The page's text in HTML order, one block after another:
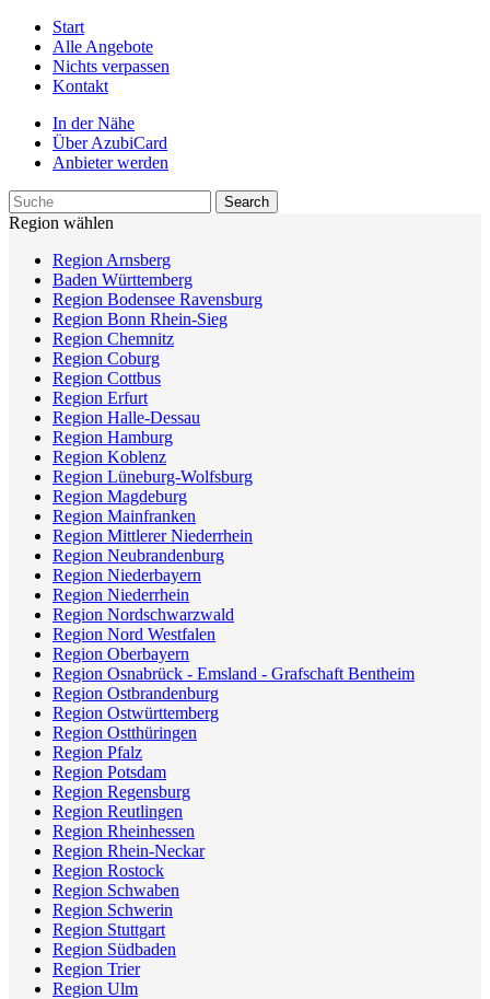
Start
Alle Angebote
Nichts verpassen
Kontakt
In der Nähe
Über AzubiCard
Anbieter werden
Region wählen
Region Arnsberg
Baden Württemberg
Region Bodensee Ravensburg
Region Bonn Rhein-Sieg
Region Chemnitz
Region Coburg
Region Cottbus
Region Erfurt
Region Halle-Dessau
Region Hamburg
Region Koblenz
Region Lüneburg-Wolfsburg
Region Magdeburg
Region Mainfranken
Region Mittlerer Niederrhein
Region Neubrandenburg
Region Niederbayern
Region Niederrhein
Region Nordschwarzwald
Region Nord Westfalen
Region Oberbayern
Region Osnabrück - Emsland - Grafschaft Bentheim
Region Ostbrandenburg
Region Ostwürttemberg
Region Ostthüringen
Region Pfalz
Region Potsdam
Region Regensburg
Region Reutlingen
Region Rheinhessen
Region Rhein-Neckar
Region Rostock
Region Schwaben
Region Schwerin
Region Stuttgart
Region Südbaden
Region Trier
Region Ulm